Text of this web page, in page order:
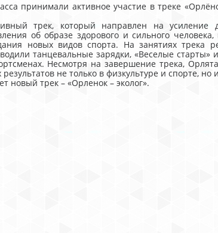
принимали активное участие в треке
трек, который направлен на усиление
об образе здорового и сильного
новых видов спорта. На занятиях трека
танцевальные зарядки, «Веселые
Несмотря на завершение трека,
не только в физкультуре и спорте, но
трек – «Орленок – эколог».